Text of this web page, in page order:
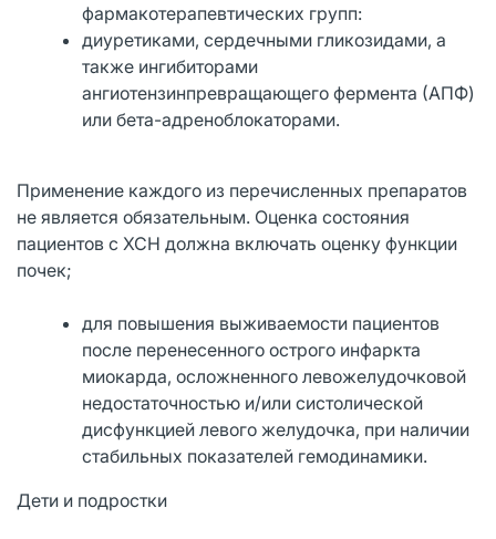
фармакотерапевтических групп:
диуретиками, сердечными гликозидами, а
также ингибиторами
ангиотензинпревращающего фермента (АПФ)
или бета-адреноблокаторами.
Применение каждого из перечисленных препаратов
не является обязательным. Оценка состояния
пациентов с ХСН должна включать оценку функции
почек;
для повышения выживаемости пациентов
после перенесенного острого инфаркта
миокарда, осложненного левожелудочковой
недостаточностью и/или систолической
дисфункцией левого желудочка, при наличии
стабильных показателей гемодинамики.
Дети и подростки